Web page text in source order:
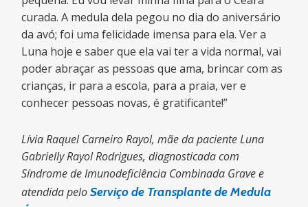
curada. A medula dela pegou no dia do aniversário
da avó; foi uma felicidade imensa para ela. Ver a
Luna hoje e saber que ela vai ter a vida normal, vai
poder abraçar as pessoas que ama, brincar com as
crianças, ir para a escola, para a praia, ver e
conhecer pessoas novas, é gratificante!”
Lívia Raquel Carneiro Rayol, mãe da paciente Luna
Gabrielly Rayol Rodrigues, diagnosticada com
Síndrome de Imunodeficiência Combinada Grave e
atendida peloServiço de Transplante de Medula